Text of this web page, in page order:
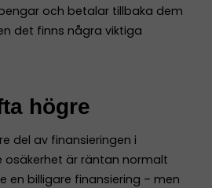
och betalar tillbaka dem
det finns några viktiga
högre
del av finansieringen i
är räntan normalt
en billigare finansiering – men